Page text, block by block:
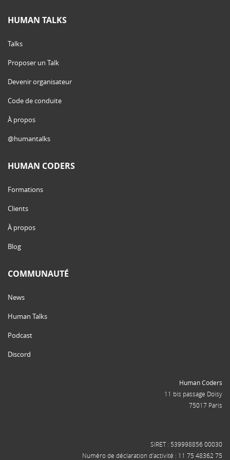
HUMAN TALKS
Talks
Proposer un Talk
Devenir organisateur
Code de conduite
À propos
@humantalks
HUMAN CODERS
Formations
Clients
À propos
Blog
COMMUNAUTÉ
News
Human Talks
Podcast
Discord
Human Coders
11 bis passage Doisy
75017 Paris
SIRET : 539998856 00030
Numéro de déclaration d'activité : 11 75 48362 75